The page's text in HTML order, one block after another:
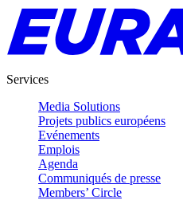
Services
Media Solutions
Projets publics européens
Evénements
Emplois
Agenda
Communiqués de presse
Members’ Circle